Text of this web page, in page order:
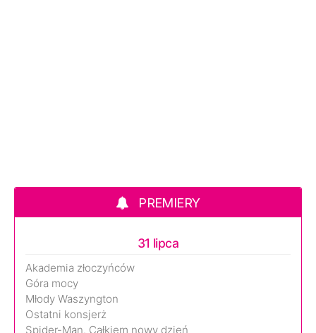
PREMIERY
31 lipca
Akademia złoczyńców
Góra mocy
Młody Waszyngton
Ostatni konsjerż
Spider-Man. Całkiem nowy dzień